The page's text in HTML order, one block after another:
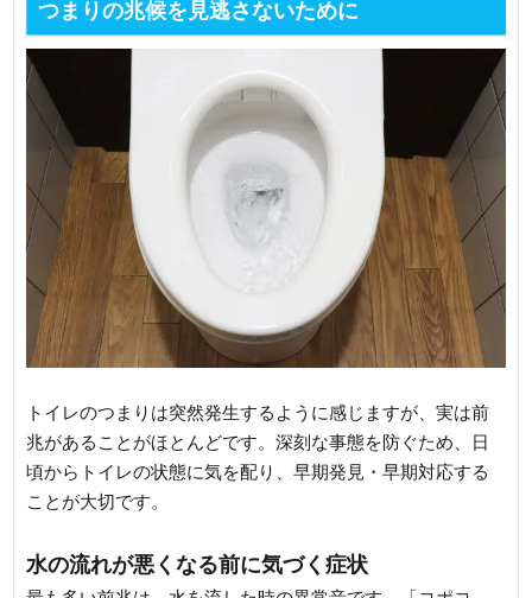
つまりの兆候を見逃さないために
トイレのつまりは突然発生するように感じますが、実は前
兆があることがほとんどです。深刻な事態を防ぐため、日
頃からトイレの状態に気を配り、早期発見・早期対応する
ことが大切です。
水の流れが悪くなる前に気づく症状